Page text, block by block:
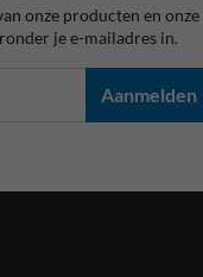
onze producten en onze
je e-mailadres in.
Aanmelden